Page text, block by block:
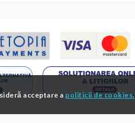
acceptare a politicii de cookies.